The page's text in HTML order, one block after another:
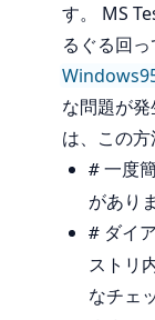
す。 MS
るぐる回
な問題が
は、この方
# 一度
があり
# ダイ
ストリ
なチェ